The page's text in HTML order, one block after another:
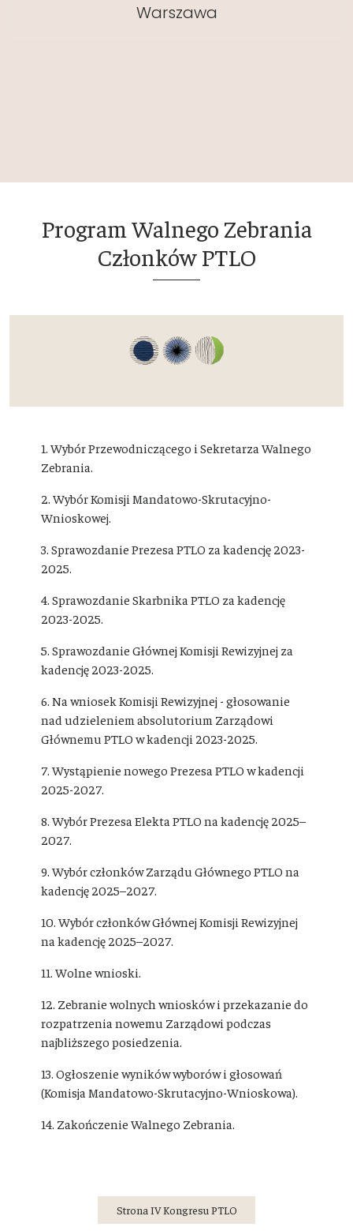
Warszawa
Program Walnego Zebrania
Członków PTLO
1. Wybór Przewodniczącego i Sekretarza Walnego
Zebrania.
2. Wybór Komisji Mandatowo-Skrutacyjno-
Wnioskowej.
3. Sprawozdanie Prezesa PTLO za kadencję 2023-
2025.
4. Sprawozdanie Skarbnika PTLO za kadencję
2023-2025.
5. Sprawozdanie Głównej Komisji Rewizyjnej za
kadencję 2023-2025.
6. Na wniosek Komisji Rewizyjnej - głosowanie
nad udzieleniem absolutorium Zarządowi
Głównemu PTLO w kadencji 2023-2025.
7. Wystąpienie nowego Prezesa PTLO w kadencji
2025-2027.
8. Wybór Prezesa Elekta PTLO na kadencję 2025–
2027.
9. Wybór członków Zarządu Głównego PTLO na
kadencję 2025–2027.
10. Wybór członków Głównej Komisji Rewizyjnej
na kadencję 2025–2027.
11. Wolne wnioski.
12. Zebranie wolnych wniosków i przekazanie do
rozpatrzenia nowemu Zarządowi podczas
najbliższego posiedzenia.
13. Ogłoszenie wyników wyborów i głosowań
(Komisja Mandatowo-Skrutacyjno-Wnioskowa).
14. Zakończenie Walnego Zebrania.
Strona IV Kongresu PTLO